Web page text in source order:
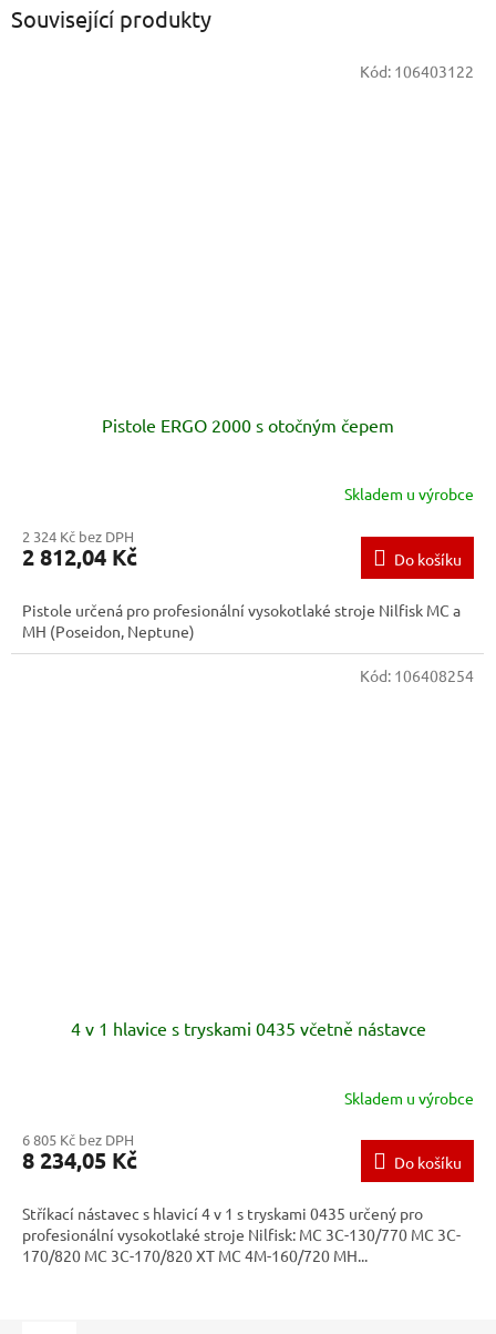
Související produkty
Pistole ERGO 2000 s otočným čepem
Skladem u výrobce
2 324 Kč bez DPH
2 812,04 Kč Do košíku
Pistole určená pro profesionální vysokotlaké stroje Nilfisk MC a
MH (Poseidon, Neptune)
Kód: 106403122
4 v 1 hlavice s tryskami 0435 včetně nástavce
Skladem u výrobce
6 805 Kč bez DPH
8 234,05 Kč Do košíku
Stříkací nástavec s hlavicí 4 v 1 s tryskami 0435 určený pro
profesionální vysokotlaké stroje Nilfisk: MC 3C-130/770 MC 3C-
170/820 MC 3C-170/820 XT MC 4M-160/720 MH...
Kód: 106408254